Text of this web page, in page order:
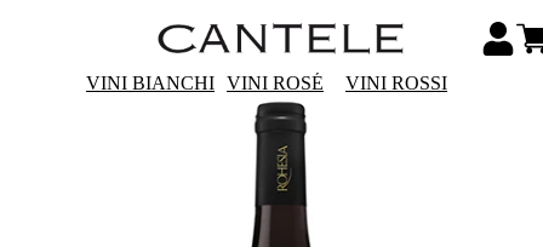
VINI BIANCHI VINI ROSÉ VINI ROSSI